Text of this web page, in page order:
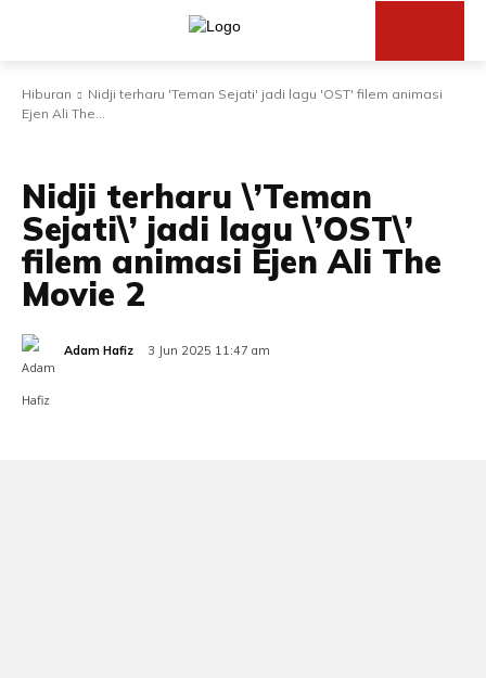
Hiburan
Nidji terharu 'Teman Sejati' jadi lagu 'OST' filem animasi
Ejen Ali The...
Nidji terharu \’Teman
Sejati\’ jadi lagu \’OST\’
filem animasi Ejen Ali The
Movie 2
Adam Hafiz 3 Jun 2025 11:47 am